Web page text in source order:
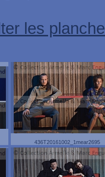
les
436T20161002_1mear2695